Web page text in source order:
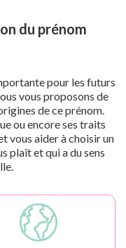
du prénom
pour les futurs
vous proposons de
de ce prénom.
ou encore ses traits
vous aider à choisir un
plaît et qui a du sens